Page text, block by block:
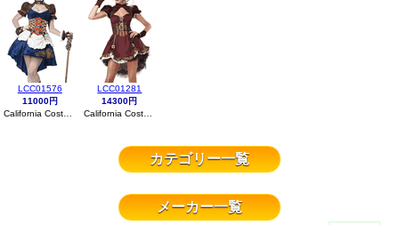
LCC01576
11000円
California Costumes
LCC01281
14300円
California Costumes
カテゴリー一覧
メーカー一覧